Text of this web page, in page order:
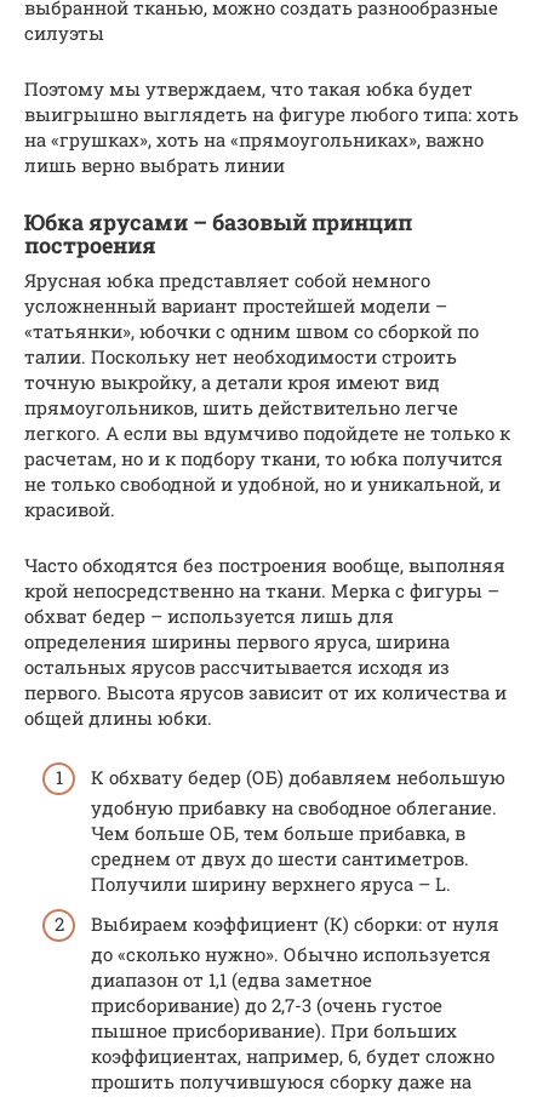
выбранной тканью, можно создать разнообразные
силуэты
Поэтому мы утверждаем, что такая юбка будет
выигрышно выглядеть на фигуре любого типа: хоть
на «грушках», хоть на «прямоугольниках», важно
лишь верно выбрать линии
Юбка ярусами – базовый принцип
построения
Ярусная юбка представляет собой немного
усложненный вариант простейшей модели –
«татьянки», юбочки с одним швом со сборкой по
талии. Поскольку нет необходимости строить
точную выкройку, а детали кроя имеют вид
прямоугольников, шить действительно легче
легкого. А если вы вдумчиво подойдете не только к
расчетам, но и к подбору ткани, то юбка получится
не только свободной и удобной, но и уникальной, и
красивой.
Часто обходятся без построения вообще, выполняя
крой непосредственно на ткани. Мерка с фигуры –
обхват бедер – используется лишь для
определения ширины первого яруса, ширина
остальных ярусов рассчитывается исходя из
первого. Высота ярусов зависит от их количества и
общей длины юбки.
К обхвату бедер (ОБ) добавляем небольшую
удобную прибавку на свободное облегание.
Чем больше ОБ, тем больше прибавка, в
среднем от двух до шести сантиметров.
Получили ширину верхнего яруса – L.
Выбираем коэффициент (К) сборки: от нуля
до «сколько нужно». Обычно используется
диапазон от 1,1 (едва заметное
присборивание) до 2,7-3 (очень густое
пышное присборивание). При больших
коэффициентах, например, 6, будет сложно
прошить получившуюся сборку даже на